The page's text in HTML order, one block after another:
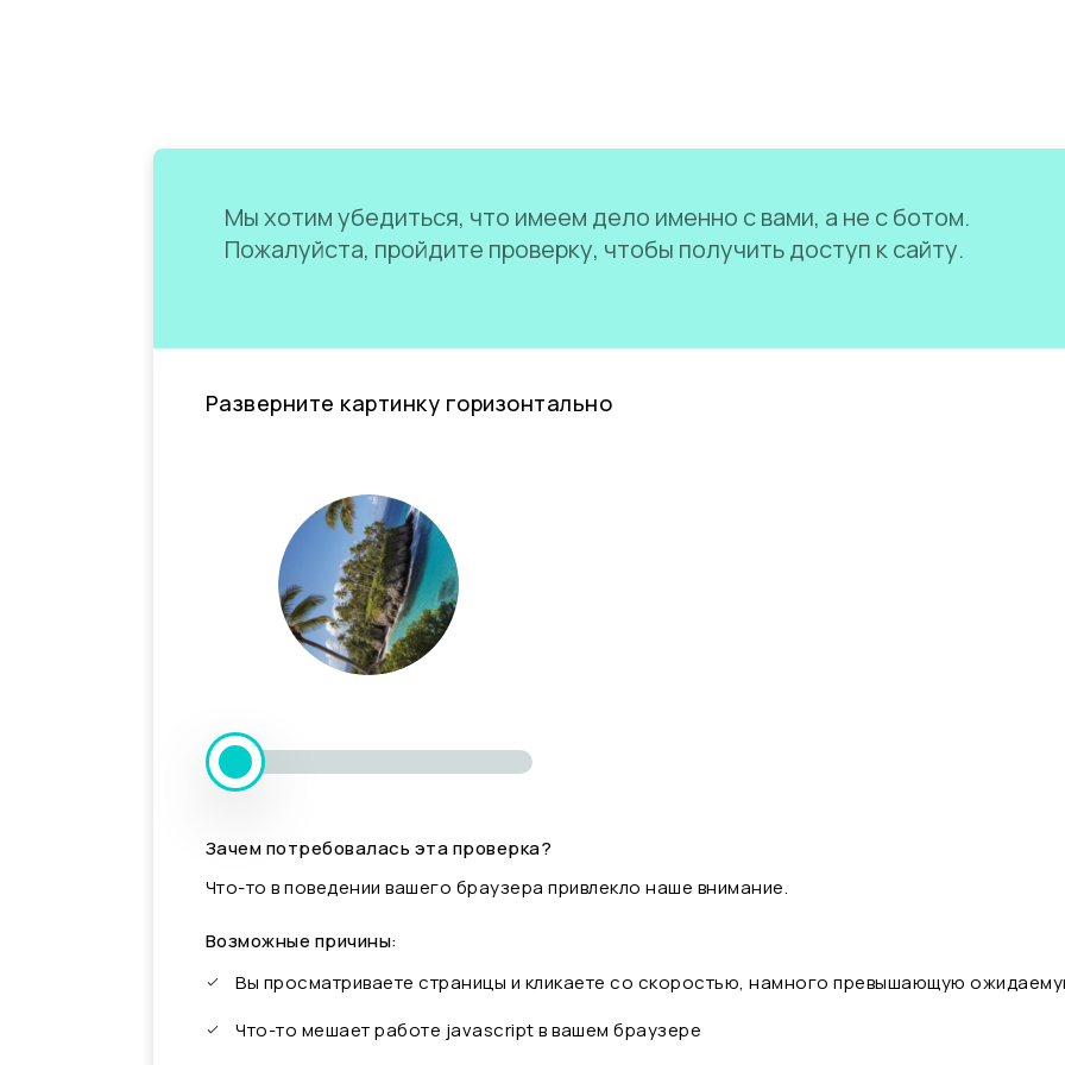
Мы хотим убедиться, что имеем дело именно с вами, а не с ботом.
Пожалуйста, пройдите проверку, чтобы получить доступ к сайту.
Разверните картинку горизонтально
Зачем потребовалась эта проверка?
Что-то в поведении вашего браузера привлекло наше внимание.
Возможные причины:
Вы просматриваете страницы и кликаете со скоростью, намного превышающую
Что-то мешает работе javascript в вашем браузере